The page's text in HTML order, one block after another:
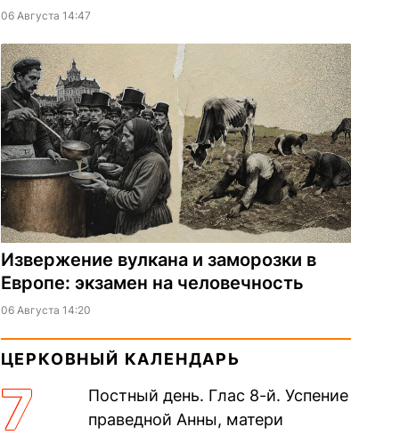
06 Августа 14:47
Извержение вулкана и заморозки в
Европе: экзамен на человечность
06 Августа 14:20
ЦЕРКОВНЫЙ КАЛЕНДАРЬ
7
Постный день. Глас 8-й. Успение
праведной Анны, матери